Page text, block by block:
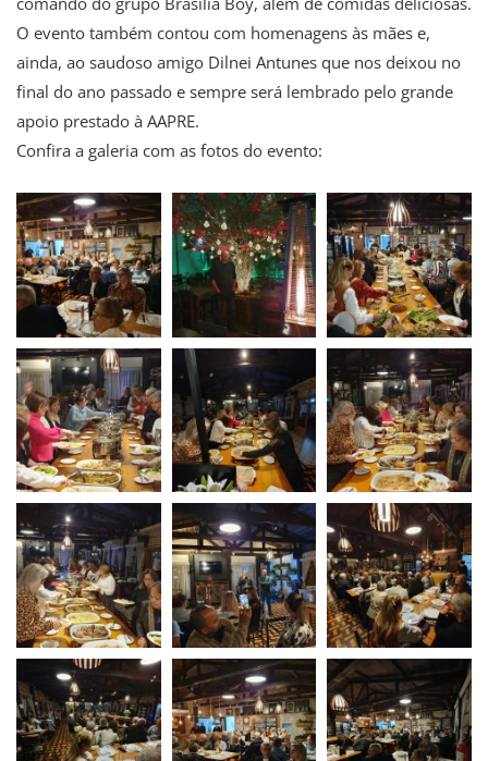
O evento também contou com homenagens às mães e,
ainda, ao saudoso amigo Dilnei Antunes que nos deixou no
final do ano passado e sempre será lembrado pelo grande
apoio prestado à AAPRE.
Confira a galeria com as fotos do evento: